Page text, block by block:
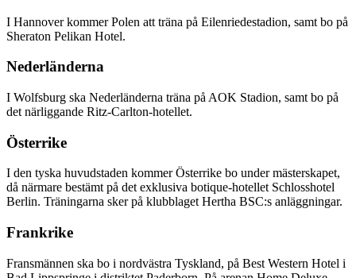
I Hannover kommer Polen att träna på Eilenriedestadion, samt bo på
Sheraton Pelikan Hotel.
Nederländerna
I Wolfsburg ska Nederländerna träna på AOK Stadion, samt bo på
det närliggande Ritz-Carlton-hotellet.
Österrike
I den tyska huvudstaden kommer Österrike bo under mästerskapet,
då närmare bestämt på det exklusiva botique-hotellet Schlosshotel
Berlin. Träningarna sker på klubblaget Hertha BSC:s anläggningar.
Frankrike
Fransmännen ska bo i nordvästra Tyskland, på Best Western Hotel i